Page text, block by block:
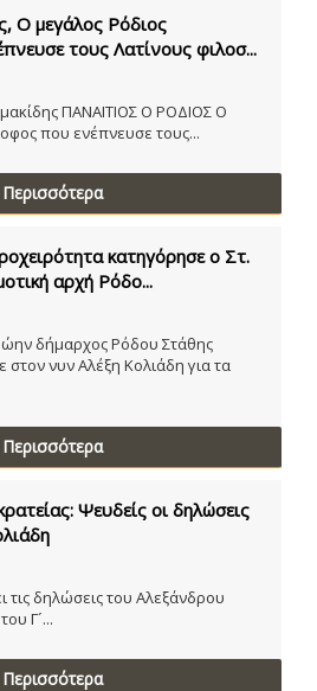
Ο μεγάλος Ρόδιος
τους Λατίνους φιλοσ...
ΠΑΝΑΙΤΙΟΣ Ο ΡΟΔΙΟΣ Ο
που ενέπνευσε τους...
Περισσότερα
κατηγόρησε ο Στ.
αρχή Ρόδο...
δήμαρχος Ρόδου Στάθης
νυν Αλέξη Κολιάδη για τα
Περισσότερα
Ψευδείς οι δηλώσεις
τις δηλώσεις του Αλεξάνδρου
Γ´...
Περισσότερα